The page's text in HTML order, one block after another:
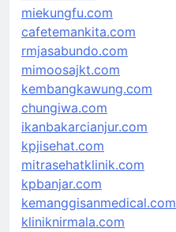
miekungfu.com
cafetemankita.com
rmjasabundo.com
mimoosajkt.com
kembangkawung.com
chungiwa.com
ikanbakarcianjur.com
kpjisehat.com
mitrasehatklinik.com
kpbanjar.com
kemanggisanmedical.com
kliniknirmala.com